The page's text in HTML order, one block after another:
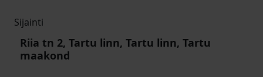
Sijainti
Riia tn 2, Tartu linn, Tartu linn, Tartu
maakond